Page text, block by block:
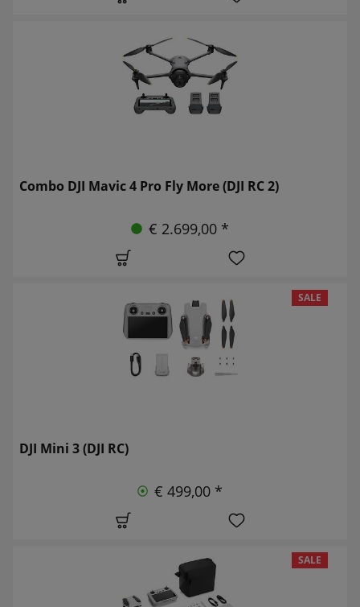
Combo DJI Mavic 4 Pro Fly More (DJI RC 2)
€ 2.699,00 *
SALE
DJI Mini 3 (DJI RC)
€ 499,00 *
SALE